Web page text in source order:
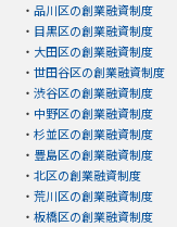
・ 品川区の創業融資制度
・ 目黒区の創業融資制度
・ 大田区の創業融資制度
・ 世田谷区の創業融資制度
・ 渋谷区の創業融資制度
・ 中野区の創業融資制度
・ 杉並区の創業融資制度
・ 豊島区の創業融資制度
・ 北区の創業融資制度
・ 荒川区の創業融資制度
・ 板橋区の創業融資制度